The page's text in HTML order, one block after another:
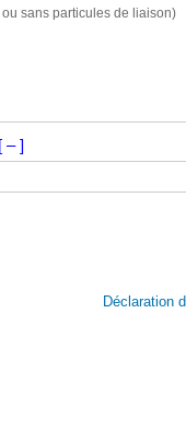
sans particules de liaison)
[ – ]
Déclaration